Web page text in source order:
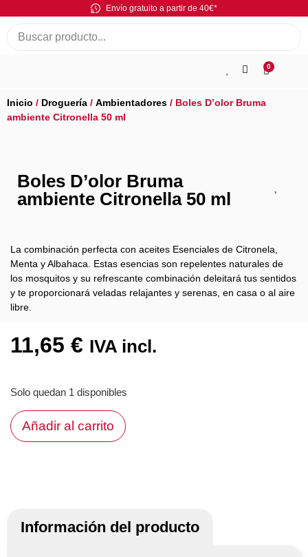
Envío gratuito a partir de 40€*
0
Inicio / Droguería / Ambientadores / Boles D’olor Bruma
ambiente Citronella 50 ml
Boles D’olor Bruma
ambiente Citronella 50 ml
La combinación perfecta con aceites Esenciales de Citronela,
Menta y Albahaca. Estas esencias son repelentes naturales de
los mosquitos y su refrescante combinación deleitará tus sentidos
y te proporcionará veladas relajantes y serenas, en casa o al aire
libre.
11,65 € IVA incl.
Solo quedan 1 disponibles
Añadir al carrito
Información del producto